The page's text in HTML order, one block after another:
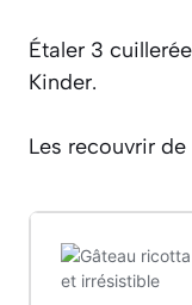
Étaler 3
Kinder.
Les recouvrir